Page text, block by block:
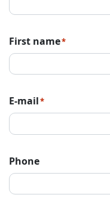
First name*
E-mail*
Phone